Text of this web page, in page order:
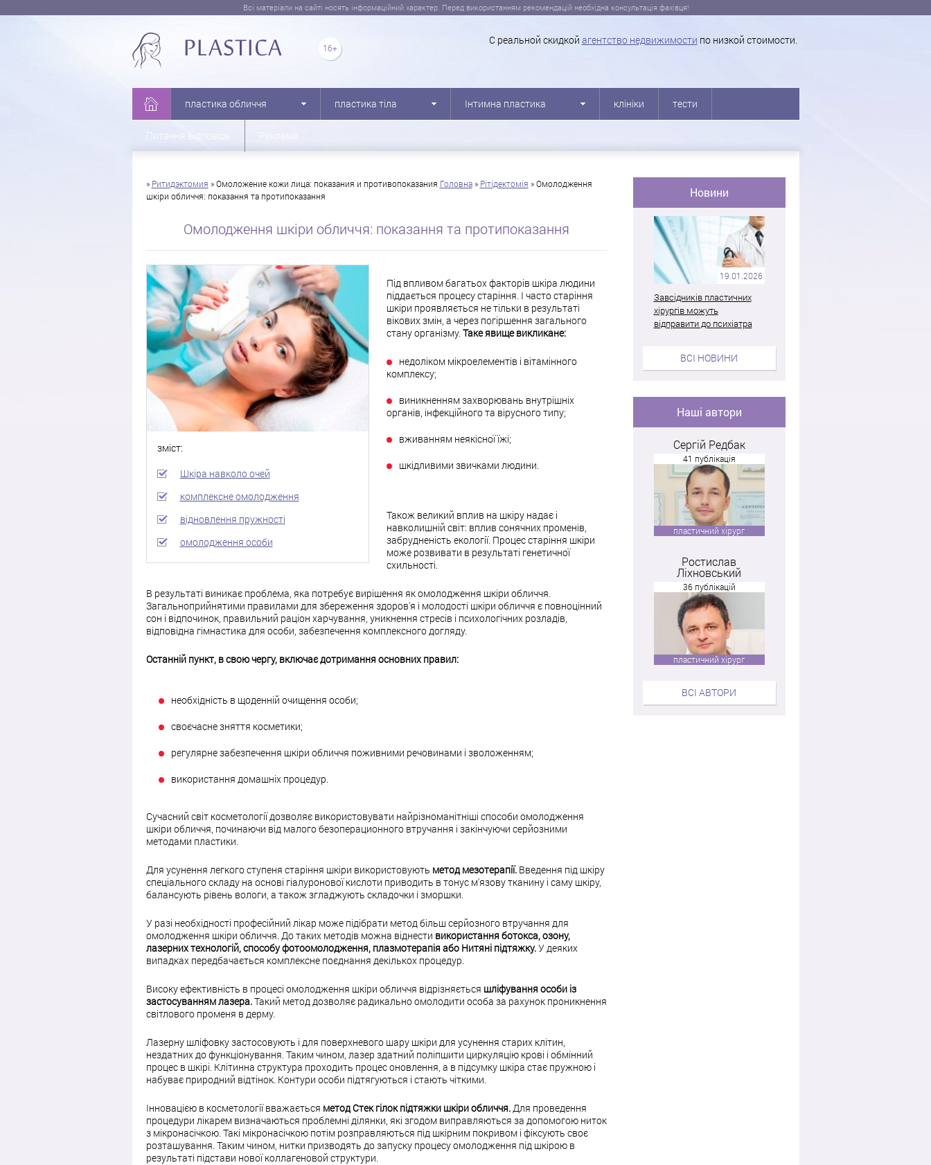
Всі матеріали на сайті носять інформаційний характер. Перед використанням рекомендацій необхідна консультація фахівця!
С реальной скидкой агентство недвижимости по низкой стоимости.
пластика обличчя пластика тіла Інтимна пластика клініки тести
Питання відповідь
» Ритидэктомия » Омоложение кожи лица: показания и противопоказания Головна» Рітідектомія » Омолодження
шкіри обличчя: показання та протипоказання
Омолодження шкіри обличчя: показання та протипоказання
зміст:
Шкіра навколо очей
комплексне омолодження
відновлення пружності
омолодження особи
Під впливом багатьох факторів шкіра людини
піддається процесу старіння. І часто старіння
шкіри проявляється не тільки в результаті
вікових змін, а через погіршення загального
стану організму. Таке явище викликане:
недоліком мікроелементів і вітамінного
комплексу;
виникненням захворювань внутрішніх
органів, інфекційного та вірусного типу;
вживанням неякісної їжі;
шкідливими звичками людини.
Також великий вплив на шкіру надає і
навколишній світ: вплив сонячних променів,
забрудненість екології. Процес старіння шкіри
може розвивати в результаті генетичної
схильності.
В результаті виникає проблема, яка потребує вирішення як омолодження шкіри обличчя.
Загальноприйнятими правилами для збереження здоров'я і молодості шкіри обличчя є повноцінний
сон і відпочинок, правильний раціон харчування, уникнення стресів і психологічних розладів,
відповідна гімнастика для особи, забезпечення комплексного догляду.
Останній пункт, в свою чергу, включає дотримання основних правил:
необхідність в щоденній очищення особи;
своєчасне зняття косметики;
регулярне забезпечення шкіри обличчя поживними речовинами і зволоженням;
використання домашніх процедур.
Сучасний світ косметології дозволяє використовувати найрізноманітніші способи омолодження
шкіри обличчя, починаючи від малого безоперационного втручання і закінчуючи серйозними
методами пластики.
Для усунення легкого ступеня старіння шкіри використовують метод мезотерапії.Введення під шкіру
спеціального складу на основі гіалуронової кислоти приводить в тонус м'язову тканину і саму шкіру,
балансують рівень вологи, а також згладжують складочки і зморшки.
У разі необхідності професійний лікар може підібрати метод більш серйозного втручання для
омолодження шкіри обличчя. До таких методів можна віднести використання ботокса, озону,
лазерних технологій, способу фотоомолодження, плазмотерапія або Нитяні підтяжку.У деяких
випадках передбачається комплексне поєднання декількох процедур.
Високу ефективність в процесі омолодження шкіри обличчя відрізняється шліфування особи із
застосуванням лазера.Такий метод дозволяє радикально омолодити особа за рахунок проникнення
світлового променя в дерму.
Лазерну шліфовку застосовують і для поверхневого шару шкіри для усунення старих клітин,
нездатних до функціонування. Таким чином, лазер здатний поліпшити циркуляцію крові і обмінний
процес в шкірі. Клітинна структура проходить процес оновлення, а в підсумку шкіра стає пружною і
набуває природний відтінок. Контури особи підтягуються і стають чіткими.
Інновацією в косметології вважається метод Стек гілок підтяжки шкіри обличчя.Для проведення
процедури лікарем визначаються проблемні ділянки, які згодом виправляються за допомогою ниток
з мікронасічкою. Такі мікронасічкою потім розправляються під шкірним покривом і фіксують своє
розташування. Таким чином, нитки призводять до запуску процесу омолодження під шкірою в
результаті підстави нової коллагеновой структури.
Новини
19.01.2026
Завсідників пластичних
хірургів можуть
відправити до психіатра
ВСІ НОВИНИ
Наші автори
Сергій Редбак
41 публікація
пластичний хірург
Ростислав
Ліхновський
36 публікацій
пластичний хірург
ВСІ АВТОРИ